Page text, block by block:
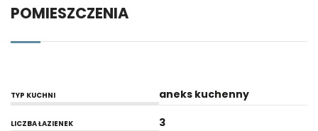
POMIESZCZENIA
TYP KUCHNI aneks kuchenny
LICZBA ŁAZIENEK 3